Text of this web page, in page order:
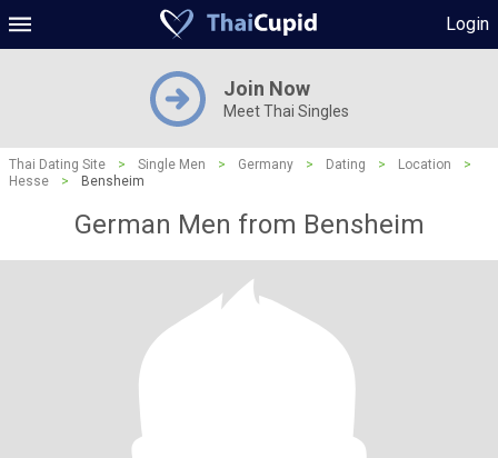
Login
Join Now
Meet Thai Singles
Thai Dating Site > Single Men > Germany > Dating > Location
>
Hesse
> Bensheim
German Men from Bensheim